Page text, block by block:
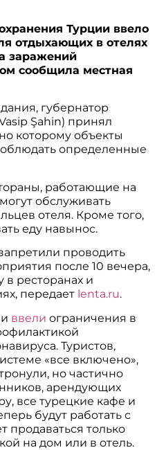
Турции ввело
отдыхающих в отелях
заражений
сообщила местная
губернатор
Şahin) принял
которому объекты
определенные
работающие на
обслуживать
отеля. Кроме того,
еду навынос.
проводить
после 10 вечера,
ресторанах и
передает lenta.ru.
ввелиограничения в
Туристов,
«все включено»,
но частично
арендующих
все турецкие кафе и
будут работать с
продаваться только
на дом или в отель.